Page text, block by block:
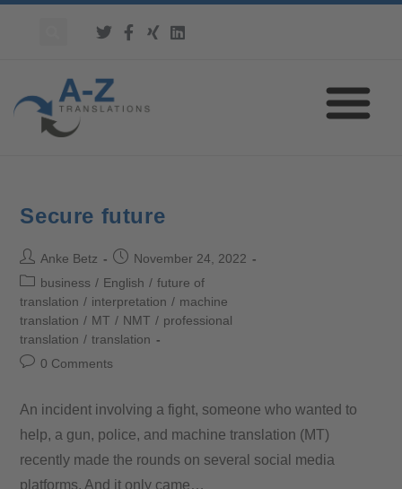
Secure future
Anke Betz
November 24, 2022
business / English / future of
translation / interpretation / machine
translation / MT / NMT / professional
translation / translation
0 Comments
An incident involving a fight, someone who wanted to
help, a gun, police, and machine translation (MT)
recently made the rounds on several social media
platforms. And it only came…